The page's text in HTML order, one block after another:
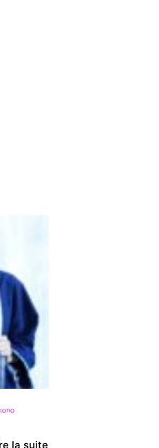
la suite